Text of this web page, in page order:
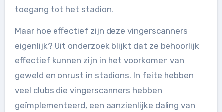
toegang tot het stadion.
Maar hoe effectief zijn deze vingerscanners
eigenlijk? Uit onderzoek blijkt dat ze behoorlijk
effectief kunnen zijn in het voorkomen van
geweld en onrust in stadions. In feite hebben
veel clubs die vingerscanners hebben
geïmplementeerd, een aanzienlijke daling van